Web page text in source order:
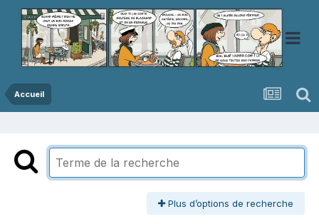
Accueil
Plus d’options de recherche